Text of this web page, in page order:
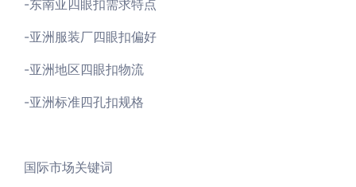
-东南亚四眼扣需求特点
-亚洲服装厂四眼扣偏好
-亚洲地区四眼扣物流
-亚洲标准四孔扣规格
国际市场关键词